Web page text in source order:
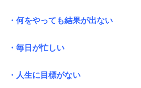
・何をやっても結果が出ない
・毎日が忙しい
・人生に目標がない